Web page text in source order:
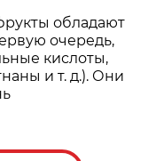
обладают
очередь,
кислоты,
и т. д.). Они